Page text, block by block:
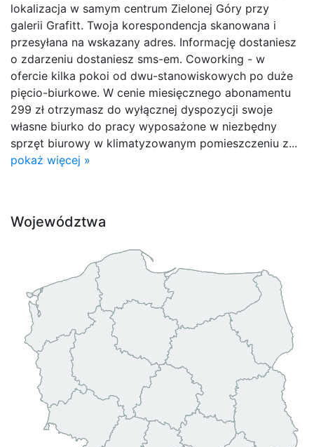
lokalizacja w samym centrum Zielonej Góry przy
galerii Grafitt. Twoja korespondencja skanowana i
przesyłana na wskazany adres. Informację dostaniesz
o zdarzeniu dostaniesz sms-em. Coworking - w
ofercie kilka pokoi od dwu-stanowiskowych po duże
pięcio-biurkowe. W cenie miesięcznego abonamentu
299 zł otrzymasz do wyłącznej dyspozycji swoje
własne biurko do pracy wyposażone w niezbędny
sprzęt biurowy w klimatyzowanym pomieszczeniu z...
pokaż więcej »
Województwa